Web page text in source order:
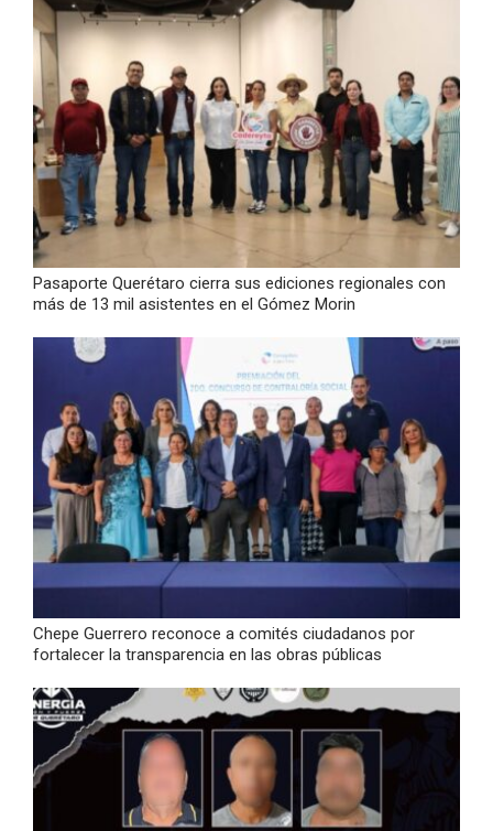
Pasaporte Querétaro cierra sus ediciones regionales con
más de 13 mil asistentes en el Gómez Morin
Chepe Guerrero reconoce a comités ciudadanos por
fortalecer la transparencia en las obras públicas